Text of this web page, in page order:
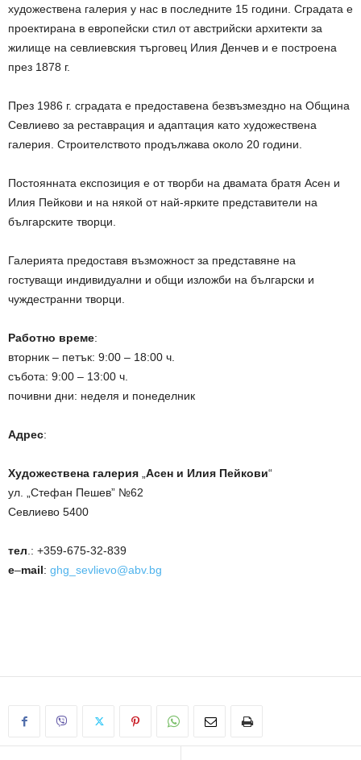
художествена галерия у нас в последните 15 години. Сградата е
проектирана в европейски стил от австрийски архитекти за
жилище на севлиевския търговец Илия Денчев и е построена
през 1878 г.
През 1986 г. сградата е предоставена безвъзмездно на Община
Севлиево за реставрация и адаптация като художествена
галерия. Строителството продължава около 20 години.
Постоянната експозиция е от творби на двамата братя Асен и
Илия Пейкови и на някой от най-ярките представители на
българските творци.
Галерията предоставя възможност за представяне на
гостуващи индивидуални и общи изложби на български и
чуждестранни творци.
Работно време:
вторник – петък: 9:00 – 18:00 ч.
събота: 9:00 – 13:00 ч.
почивни дни: неделя и понеделник
Адрес:
Художествена галерия „Асен и Илия Пейкови“
ул. „Стефан Пешев” №62
Севлиево 5400
тел.: +359-675-32-839
e–mail: ghg_sevlievo@abv.bg